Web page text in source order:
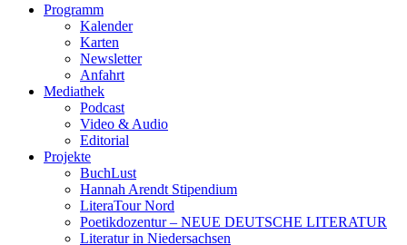
Programm
Kalender
Karten
Newsletter
Anfahrt
Mediathek
Podcast
Video & Audio
Editorial
Projekte
BuchLust
Hannah Arendt Stipendium
LiteraTour Nord
Poetikdozentur – NEUE DEUTSCHE LITERATUR
Literatur in Niedersachsen